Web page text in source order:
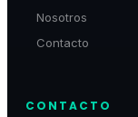
Nosotros
Contacto
CONTACTO